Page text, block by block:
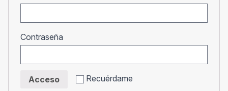
Contraseña
Recuérdame
Acceso